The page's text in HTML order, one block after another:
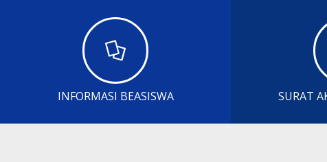
INFORMASI BEASISWA SURAT